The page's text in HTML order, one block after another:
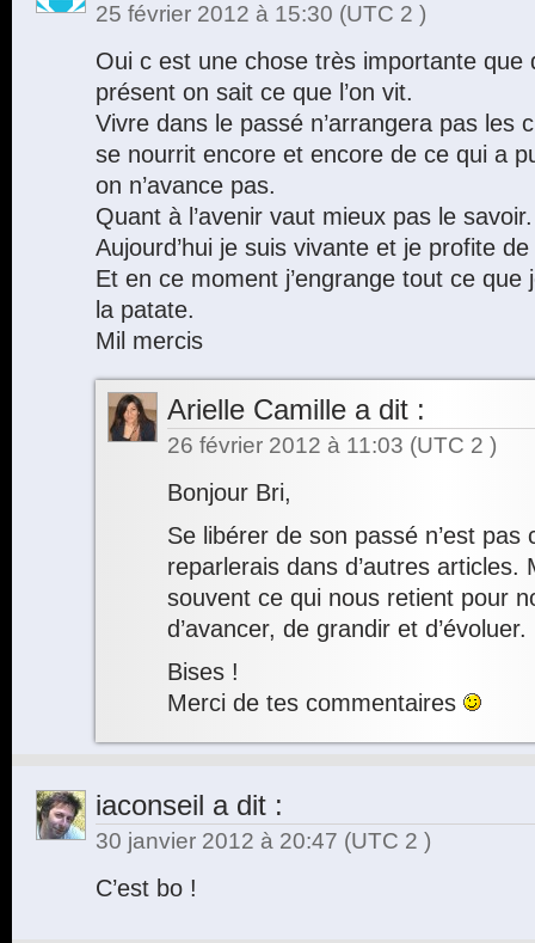
25 février 2012 à 15:30 (UTC 2 )
Oui c est une chose très importante que
présent on sait ce que l’on vit.
Vivre dans le passé n’arrangera pas les
se nourrit encore et encore de ce qui a
on n’avance pas.
Quant à l’avenir vaut mieux pas le savoir.
Aujourd’hui je suis vivante et je profite
Et en ce moment j’engrange tout ce
la patate.
Mil mercis
Arielle Camille a dit :
26 février 2012 à 11:03 (UTC 2 )
Bonjour Bri,
Se libérer de son passé n’est pas
reparlerais dans d’autres articles.
souvent ce qui nous retient pour
d’avancer, de grandir et d’évoluer.
Bises !
Merci de tes commentaires
iaconseil a dit :
30 janvier 2012 à 20:47 (UTC 2 )
C’est bo !